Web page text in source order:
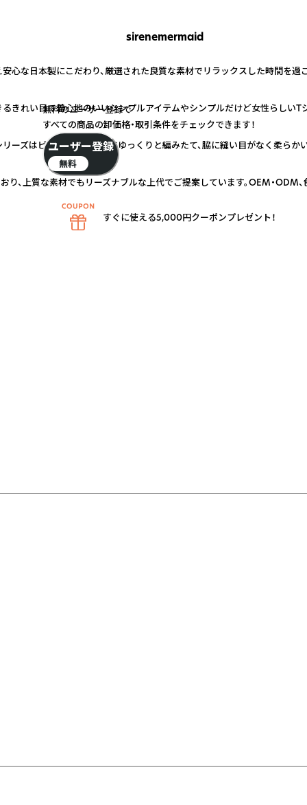
sirenemermaid
心な日本製にこだわり、厳選された良質な素材でリラックスした時間を過
きれい目で着心地のいいシンプルアイテムやシンプルだけど女性らしいT
ーズはビンテージ編み機でゆっくりと編みたて、脇に縫い目がなく柔らか
、上質な素材でもリーズナブルな上代でご提案しています。OEM・ODM
無料のユーザー登録で
すべての商品の卸価格・取引条件をチェックできます！
ユーザー登録
無料
すぐに使える5,000円クーポンプレゼント！